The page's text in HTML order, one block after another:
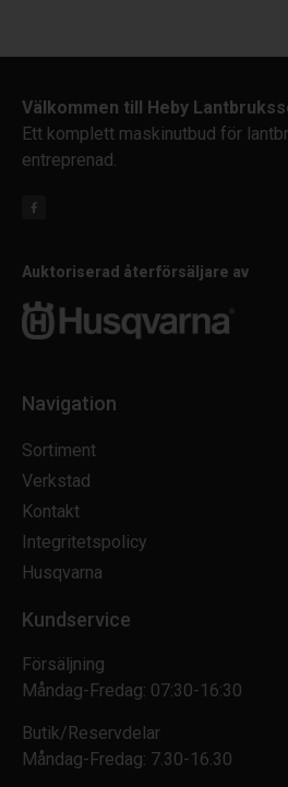
Välkommen till Heby
Ett komplett maskinutbud för
entreprenad.
Auktoriserad återförsäljare av
Navigation
Sortiment
Verkstad
Kontakt
Integritetspolicy
Husqvarna
Kundservice
Försäljning
Måndag-Fredag: 07:30-16:30
Butik/Reservdelar
Måndag-Fredag: 7.30-16.30